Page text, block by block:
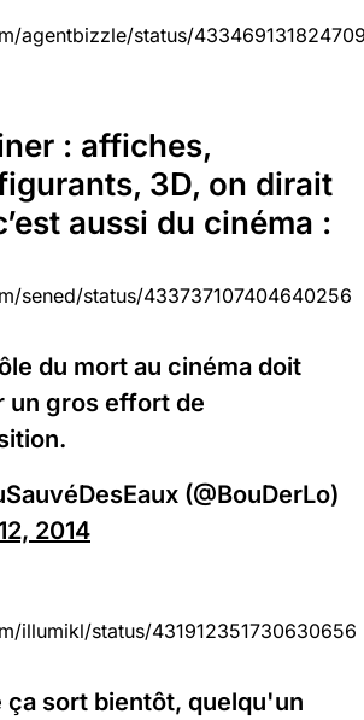
agentbizzle/status/
: affiches,
3D, on dirait
aussi du cinéma :
sened/status/433737107404640256
du mort au cinéma doit
un gros effort de
(@BouDerLo)
2014
illumikl/status/431912351730630656
ça sort bientôt, quelqu'un